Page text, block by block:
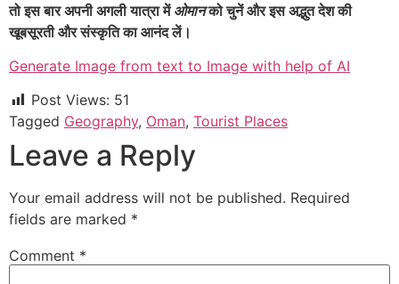
तो इस बार अपनी अगली यात्रा में ओमानको चुनें और इस अद्भुत देश की
खूबसूरती और संस्कृति का आनंद लें।
Generate Image from text to Image with help of AI
Post Views: 51
Tagged Geography, Oman, Tourist Places
Leave a Reply
Your email address will not be published. Required
fields are marked *
Comment *